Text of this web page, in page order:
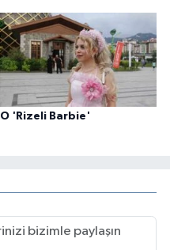
O 'Rizeli Barbie'